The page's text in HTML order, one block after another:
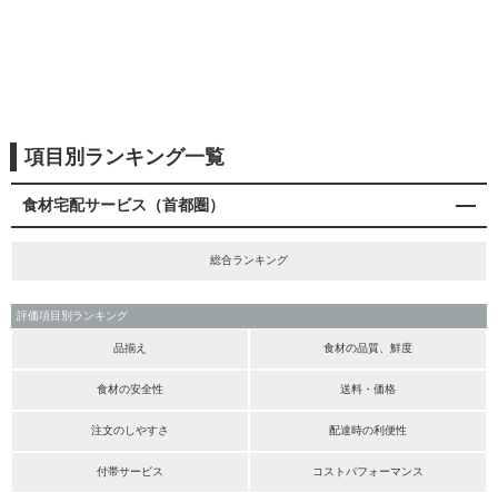
項目別ランキング一覧
食材宅配サービス（首都圏）
総合ランキング
評価項目別ランキング
品揃え 食材の品質、鮮度
食材の安全性 送料・価格
注文のしやすさ 配達時の利便性
付帯サービス コストパフォーマンス